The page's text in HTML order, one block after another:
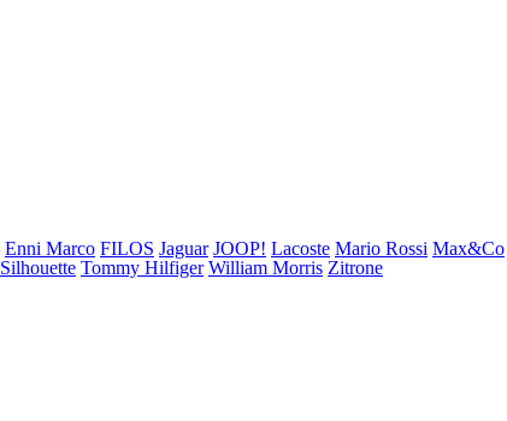
Enni Marco FILOS Jaguar JOOP! Lacoste Mario Rossi Max&Co
Silhouette Tommy Hilfiger William Morris Zitrone